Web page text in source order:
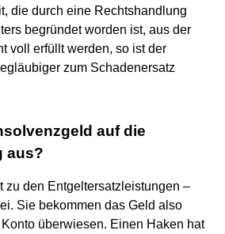
die durch eine Rechtshandlung
begründet worden ist, aus der
voll erfüllt werden, so ist der
zum Schadenersatz
auf die
aus?
zu den Entgeltersatzleistungen –
Sie bekommen das Geld also
überwiesen. Einen Haken hat